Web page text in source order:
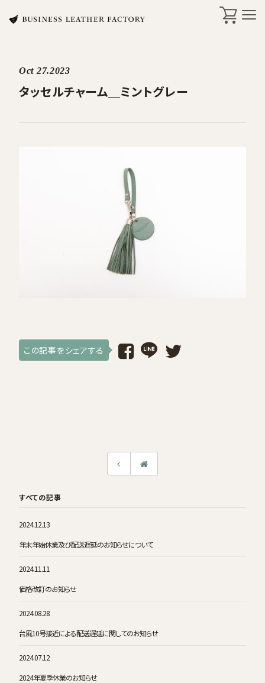
search
お気に入り
Oct 27.2023
タッセルチャーム＿ミントグレー
この記事をシェアする
すべての記事
2024.12.13
年末年始休業及び配送遅延のお知らせについて
2024.11.11
価格改訂のお知らせ
2024.08.28
台風10号接近による配送遅延に関してのお知らせ
2024.07.12
2024年夏季休業のお知らせ